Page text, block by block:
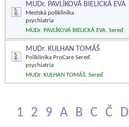
MUDr. PAVLÍKOVÁ BIELICKÁ EVA
Mestská poliklinika
psychiatria
MUDr. PAVLÍKOVÁ BIELICKÁ EVA, Sereď
MUDr. KULHAN TOMÁŠ
Poliklinika ProCare Sereď.
psychiatria
MUDr. KULHAN TOMÁŠ, Sereď
1 2 9 A B C Č D